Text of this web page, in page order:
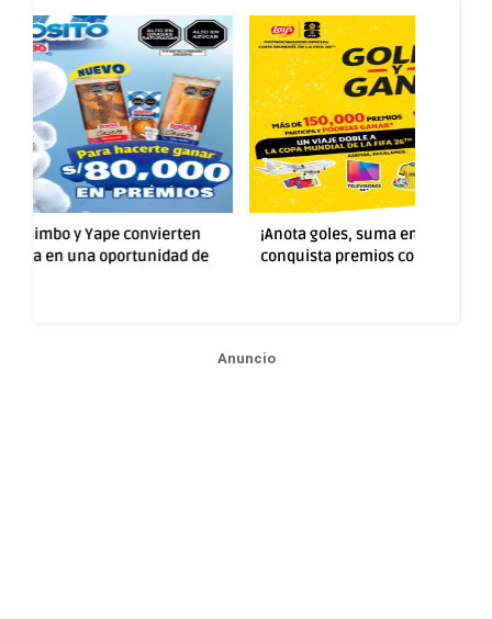
de
¡Anota goles, suma emociones y
conquista premios con la promo Lays!
¡Más sabor
ganar con la
Anuncio